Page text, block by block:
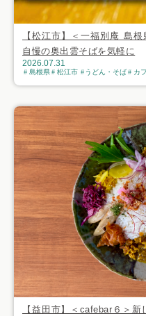
【松江市】＜一福別庵 島
自慢の奥出雲そばを気軽に
2026.07.31
島根県 松江市 うどん・そば カ
【益田市】＜cafebar６＞